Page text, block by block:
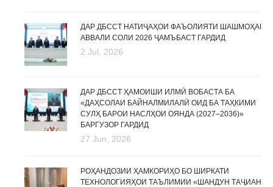
ДАР ДБССТ НАТИҶАҲОИ ФАЪОЛИЯТИ ШАШМОҲАИ
АВВАЛИ СОЛИ 2026 ҶАМЪБАСТ ГАРДИД
2 Jul, 2026
ДАР ДБССТ ҲАМОИШИ ИЛМӢ ВОБАСТА БА
«ДАҲСОЛАИ БАЙНАЛМИЛАЛӢ ОИД БА ТАҲКИМИ
СУЛҲ БАРОИ НАСЛҲОИ ОЯНДА (2027–2036)»
БАРГУЗОР ГАРДИД
27 Jun, 2026
РОҲАНДОЗИИ ҲАМКОРИҲО БО ШИРКАТИ
ТЕХНОЛОГИЯҲОИ ТАЪЛИМИИ «ШАНДУН ТАҶИАН»